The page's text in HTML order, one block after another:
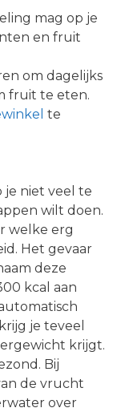
mag op je
en fruit
om dagelijks
fruit te eten.
te
niet veel te
wilt doen.
welke erg
Het gevaar
deze
kcal aan
je teveel
krijgt.
Bij
de vrucht
over